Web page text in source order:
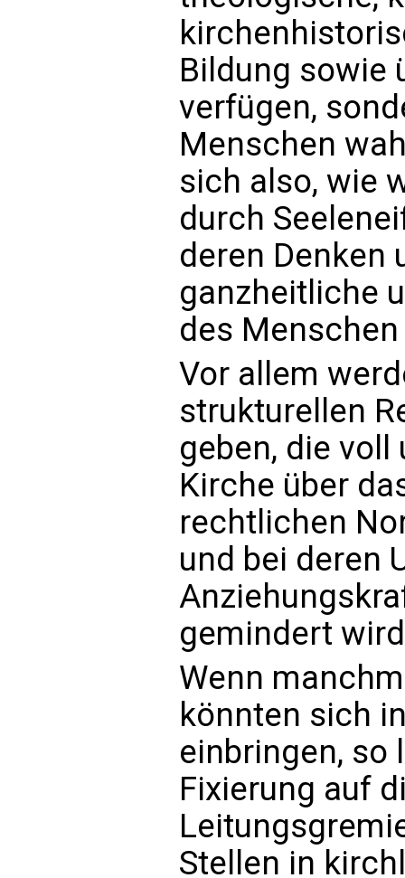
Bildung sowie
verfügen,
Menschen
sich also, wie
durch
deren Denken
ganzheitliche
des
Vor allem
strukturellen
geben, die
Kirche über
rechtlichen
und bei deren
gemindert
Wenn
könnten sich
einbringen, so
Fixierung auf
Stellen in